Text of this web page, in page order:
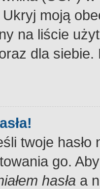
moją
na liście
dla
twoje
go.
hasła a